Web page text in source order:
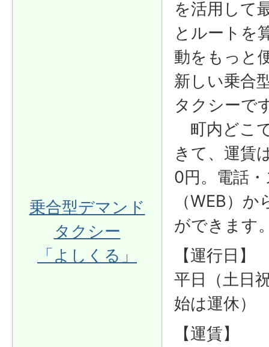
乗合型デマンド
タクシー
「よしくる」
を活用して
とルートを
動をもっと
新しい乗合
タクシーで
町内どこ
きて、運賃
0円。電話
（WEB）
ができます
【運行日】
平日（土日
始は運休）
【運賃】